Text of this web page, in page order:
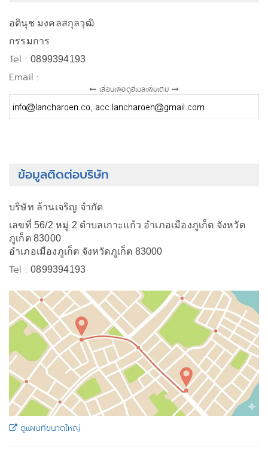
อตินุช มงคลสกุลวุฒิ
กรรมการ
Tel :0899394193
Email :
เลื่อนเพื่อดูอีเมลเพิ่มเติม
ข้อมูลติดต่อบริษัท
บริษัท ล้านเจริญ จำกัด
เลขที่ 56/2 หมู่ 2 ตำบลเกาะแก้ว อำเภอเมืองภูเก็ต จังหวัด
ภูเก็ต 83000
อำเภอเมืองภูเก็ต จังหวัดภูเก็ต 83000
Tel :0899394193
ดูแผนที่ขนาดใหญ่